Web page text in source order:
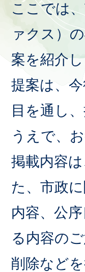
ここでは
ァクス）
案を紹介
提案は、
目を通し
うえで、
掲載内容
た、市政
内容、公
る内容の
削除など